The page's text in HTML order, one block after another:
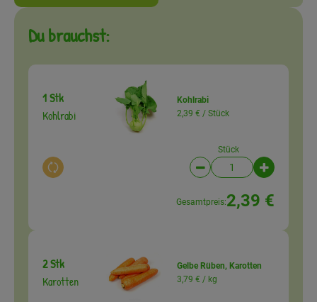
Du brauchst:
1 Stk
Kohlrabi
Auswahl ändern
Kohlrabi
2,39 € / Stück
Stück
Artikelanzahl
Gesamtpreis:2,39 €
2 Stk
Karotten
Gelbe Rüben, Karotten
3,79 € / kg